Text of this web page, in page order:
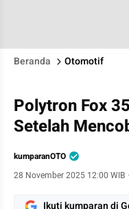
Beranda Otomotif
Polytron Fox
Setelah
kumparanOTO
28 November 2025 12:00 WIB ·
Ikuti kumparan di